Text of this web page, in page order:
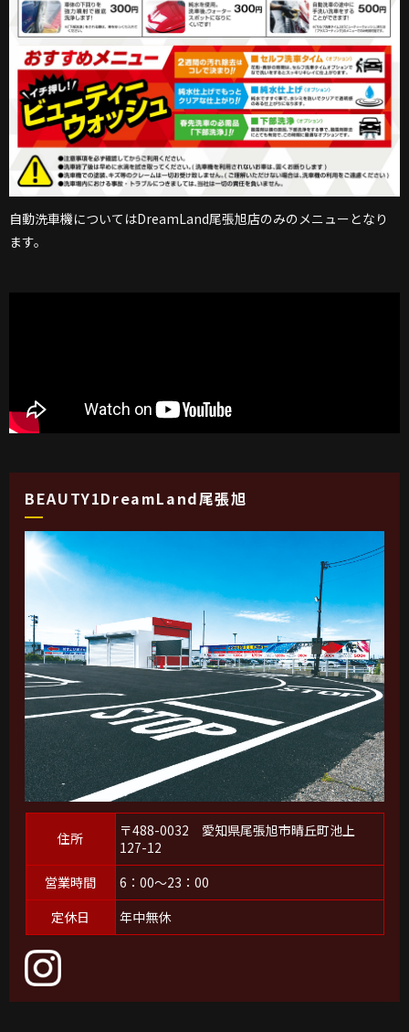
自動洗車機についてはDreamLand尾張旭店のみのメニューとなり
ます。
BEAUTY1DreamLand尾張旭
住所
〒488-0032 愛知県尾張旭市晴丘町池上
127-12
営業時間
6：00～23：00
定休日
年中無休